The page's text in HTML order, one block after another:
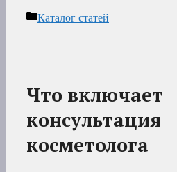
Рубрики
Каталог статей
Что включает
консультация
косметолога